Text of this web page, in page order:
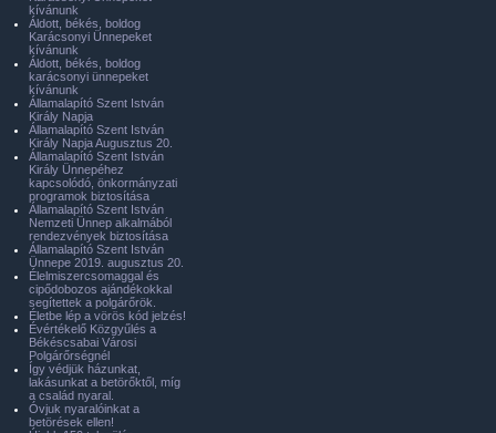
kívánunk
Áldott, békés, boldog
Karácsonyi Ünnepeket
kívánunk
Áldott, békés, boldog
karácsonyi ünnepeket
kívánunk
Államalapító Szent István
Király Napja
Államalapító Szent István
Király Napja Augusztus 20.
Államalapító Szent István
Király Ünnepéhez
kapcsolódó, önkormányzati
programok biztosítása
Államalapító Szent István
Nemzeti Ünnep alkalmából
rendezvények biztosítása
Államalapító Szent István
Ünnepe 2019. augusztus 20.
Élelmiszercsomaggal és
cipődobozos ajándékokkal
segítettek a polgárőrök.
Életbe lép a vörös kód jelzés!
Évértékelő Közgyűlés a
Békéscsabai Városi
Polgárőrségnél
Így védjük házunkat,
lakásunkat a betörőktől, míg
a család nyaral.
Óvjuk nyaralóinkat a
betörések ellen!